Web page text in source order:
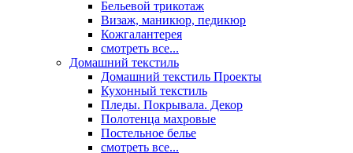
Бельевой трикотаж
Визаж, маникюр, педикюр
Кожгалантерея
смотреть все...
Домашний текстиль
Домашний текстиль Проекты
Кухонный текстиль
Пледы. Покрывала. Декор
Полотенца махровые
Постельное белье
смотреть все...